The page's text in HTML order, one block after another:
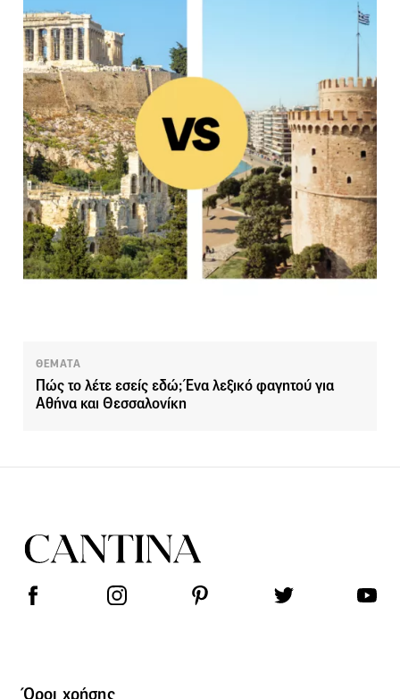
ΘΕΜΑΤΑ
Πώς το λέτε εσείς εδώ; Ένα λεξικό φαγητού για
Αθήνα και Θεσσαλονίκη
Όροι χρήσης